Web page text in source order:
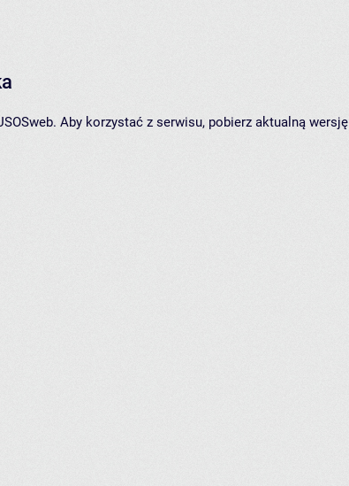
Aby korzystać z serwisu, pobierz aktualną wersję